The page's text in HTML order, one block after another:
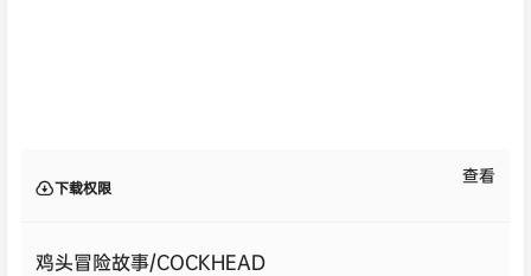
下载权限
查看
鸡头冒险故事/COCKHEAD